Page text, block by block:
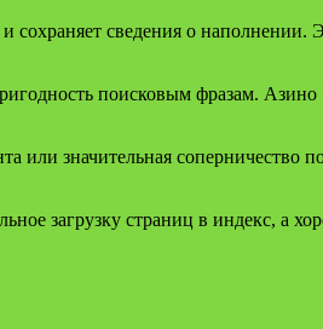
сведения о наполнении.
поисковым фразам. Азино
или значительная соперничество
загрузку страниц в индекс, а